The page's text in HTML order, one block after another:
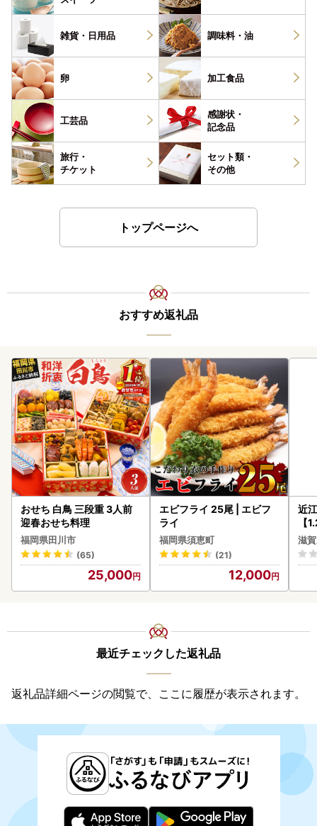
雑貨・ 日用品 調味料・ 油
卵 加工食品
工芸品
感謝状・
記念品
旅行・
チケット
セット類・
その他
トップページへ
おすすめ返礼品
おせち 白鳥 三段重 3人前
迎春おせち料理
福岡県田川市
(65)
25,000
エビフライ 25尾 | エビフ
ライ
福岡県須恵町
(21)
12,000
近
【
】
滋
最近チェックした返礼品
返礼品詳細ページの閲覧で、ここに履歴が表示されます。